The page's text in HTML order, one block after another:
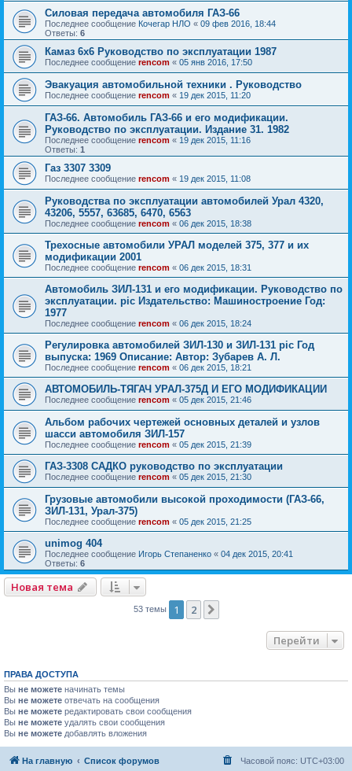
Силовая передача автомобиля ГАЗ-66
Последнее сообщение Кочегар НЛО « 09 фев 2016, 18:44
Ответы: 6
Камаз 6x6 Руководство по эксплуатации 1987
Последнее сообщение rencom « 05 янв 2016, 17:50
Эвакуация автомобильной техники . Руководство
Последнее сообщение rencom « 19 дек 2015, 11:20
ГАЗ-66. Автомобиль ГАЗ-66 и его модификации.
Руководство по эксплуатации. Издание 31. 1982
Последнее сообщение rencom « 19 дек 2015, 11:16
Ответы: 1
Газ 3307 3309
Последнее сообщение rencom « 19 дек 2015, 11:08
Руководства по эксплуатации автомобилей Урал 4320,
43206, 5557, 63685, 6470, 6563
Последнее сообщение rencom « 06 дек 2015, 18:38
Трехосные автомобили УРАЛ моделей 375, 377 и их
модификации 2001
Последнее сообщение rencom « 06 дек 2015, 18:31
Автомобиль ЗИЛ-131 и его модификации. Руководство по
эксплуатации. pic Издательство: Машиностроение Год:
1977
Последнее сообщение rencom « 06 дек 2015, 18:24
Регулировка автомобилей ЗИЛ-130 и ЗИЛ-131 pic Год
выпуска: 1969 Описание: Автор: Зубарев А. Л.
Последнее сообщение rencom « 06 дек 2015, 18:21
АВТОМОБИЛЬ-ТЯГАЧ УРАЛ-375Д И ЕГО МОДИФИКАЦИИ
Последнее сообщение rencom « 05 дек 2015, 21:46
Альбом рабочих чертежей основных деталей и узлов
шасси автомобиля ЗИЛ-157
Последнее сообщение rencom « 05 дек 2015, 21:39
ГАЗ-3308 САДКО руководство по эксплуатации
Последнее сообщение rencom « 05 дек 2015, 21:30
Грузовые автомобили высокой проходимости (ГАЗ-66,
ЗИЛ-131, Урал-375)
Последнее сообщение rencom « 05 дек 2015, 21:25
unimog 404
Последнее сообщение Игорь Степаненко « 04 дек 2015, 20:41
Ответы: 6
Новая тема
53 темы 1 2
Перейти
ПРАВА ДОСТУПА
Вы не можете начинать темы
Вы не можете отвечать на сообщения
Вы не можете редактировать свои сообщения
Вы не можете удалять свои сообщения
Вы не можете добавлять вложения
На главную Список форумов Часовой пояс: UTC+03:00